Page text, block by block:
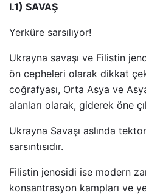
I.1) SAVAŞ
Yerküre sarsılıyor!
Ukrayna savaşı ve Filistin
ön cepheleri olarak dikkat
coğrafyası, Orta Asya ve
alanları olarak, giderek öne
Ukrayna Savaşı aslında
sarsıntısıdır.
Filistin jenosidi ise modern
konsantrasyon kampları ve